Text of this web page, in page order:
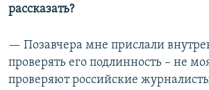
рассказать?
— Позавчера мне прислали
проверять его подлинность – не
проверяют российские